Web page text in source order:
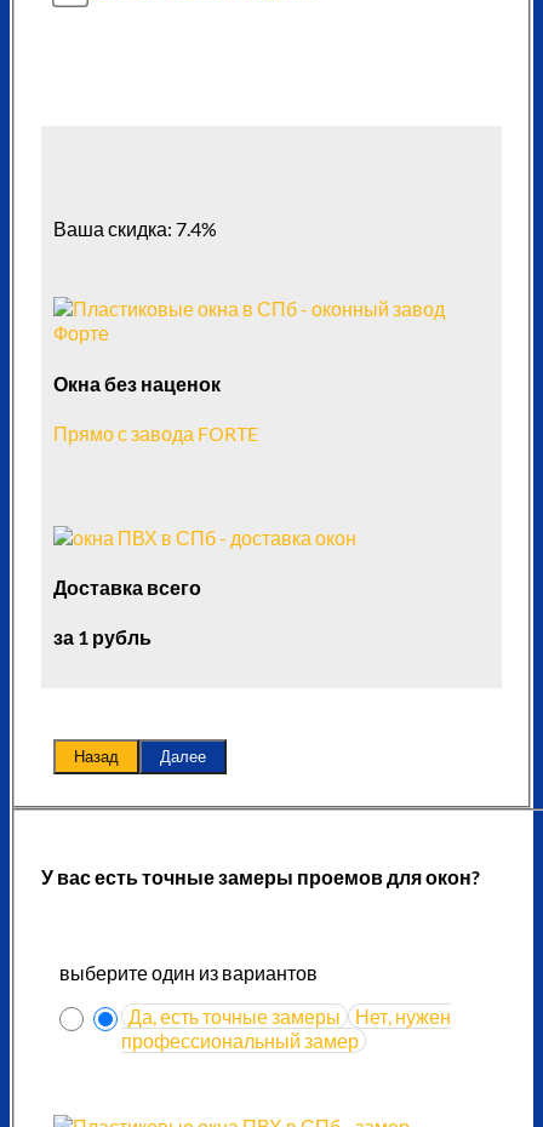
Ваша скидка: 7.4%
Окна без наценок
Прямо с завода FORTE
Доставка всего
за 1 рубль
Назад Далее
У вас есть точные замеры проемов для окон?
выберите один из вариантов
Да, есть точные замеры
Нет, нужен
профессиональный замер